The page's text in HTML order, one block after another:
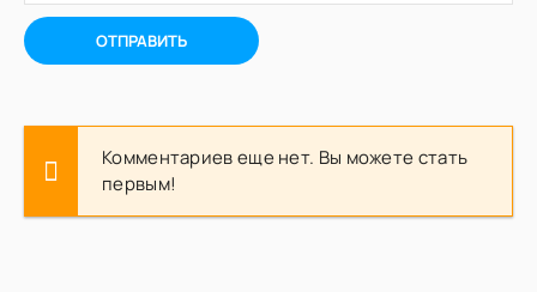
ОТПРАВИТЬ
Комментариев еще нет. Вы можете стать
первым!